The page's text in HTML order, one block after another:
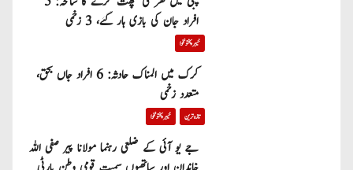
افراد جان کی بازی ہار گئے، 3 زخمی
خیبر پختونخوا
کرک میں المناک حادثہ: 6 افراد جاں بحق،
متعدد زخمی
تازہ ترین خیبر پختونخوا
جے یو آئی کے ضلعی رہنما مولانا پیر صفی اللہ